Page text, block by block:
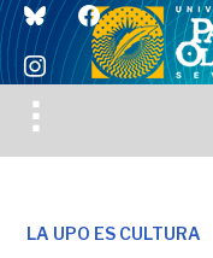
blueskyfacebook
instagram
Toggle
sidebar
LA UPO ES CULTURA